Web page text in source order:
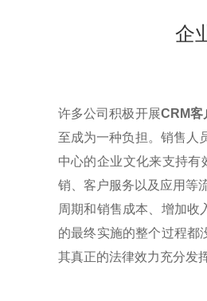
企
许多公司积极开展CRM客
至成为一种负担。销售人
中心的企业文化来支持
销、客户服务以及应用等
周期和销售成本、增加收
的最终实施的整个过程都
其真正的法律效力充分发